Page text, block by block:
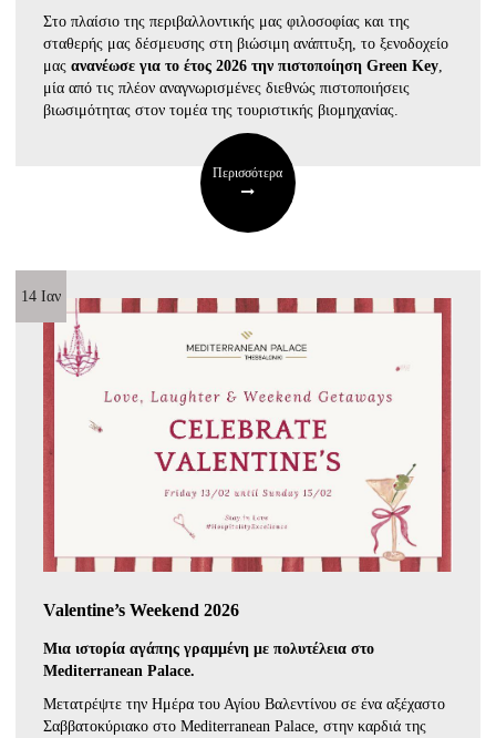
Στο πλαίσιο της περιβαλλοντικής μας φιλοσοφίας και της
σταθερής μας δέσμευσης στη βιώσιμη ανάπτυξη, το ξενοδοχείο
μαςανανέωσε για το έτος 2026 την πιστοποίηση Green Key,
μία από τις πλέον αναγνωρισμένες διεθνώς πιστοποιήσεις
βιωσιμότητας στον τομέα της τουριστικής βιομηχανίας.
Περισσότερα
14 Ιαν
Valentine’s Weekend 2026
Μια ιστορία αγάπης γραμμένη με πολυτέλεια στο
Mediterranean Palace.
Μετατρέψτε την Ημέρα του Αγίου Βαλεντίνου σε ένα αξέχαστο
Σαββατοκύριακο στο Mediterranean Palace, στην καρδιά της